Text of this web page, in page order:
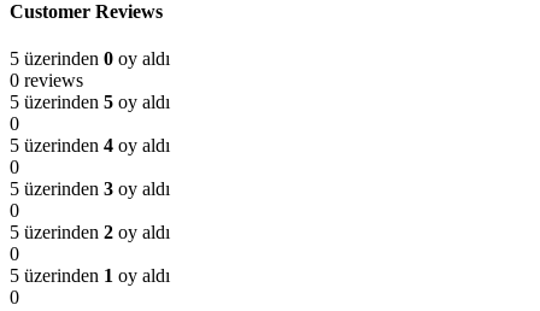
Customer Reviews
5 üzerinden 0 oy aldı
0 reviews
5 üzerinden 5 oy aldı
0
5 üzerinden 4 oy aldı
0
5 üzerinden 3 oy aldı
0
5 üzerinden 2 oy aldı
0
5 üzerinden 1 oy aldı
0